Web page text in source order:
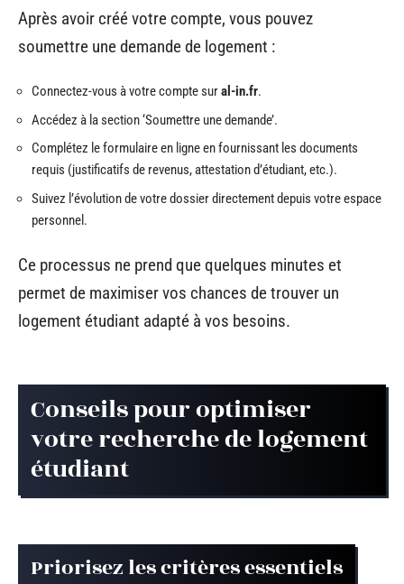
Après avoir créé votre compte, vous pouvez
soumettre une demande de logement :
Connectez-vous à votre compte sural-in.fr.
Accédez à la section ‘Soumettre une demande’.
Complétez le formulaire en ligne en fournissant les documents
requis (justificatifs de revenus, attestation d’étudiant, etc.).
Suivez l’évolution de votre dossier directement depuis votre espace
personnel.
Ce processus ne prend que quelques minutes et
permet de maximiser vos chances de trouver un
logement étudiant adapté à vos besoins.
Conseils pour optimiser
votre recherche de logement
étudiant
Priorisez les critères essentiels